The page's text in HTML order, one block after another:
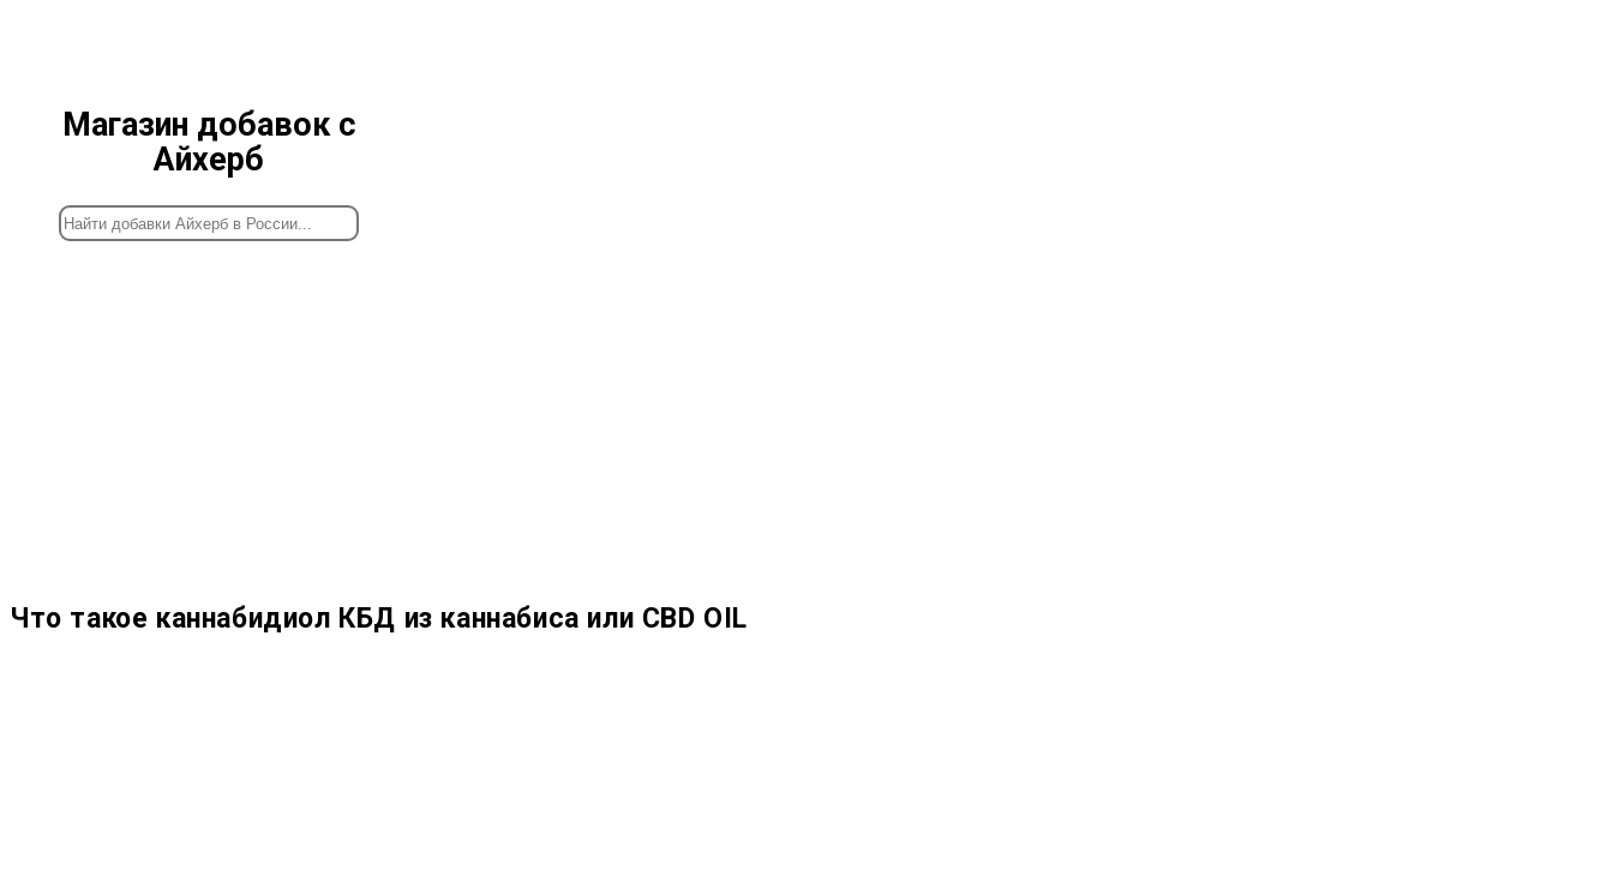
Магазин добавок с
Айхерб
Что такое каннабидиол КБД из каннабиса или CBD OIL